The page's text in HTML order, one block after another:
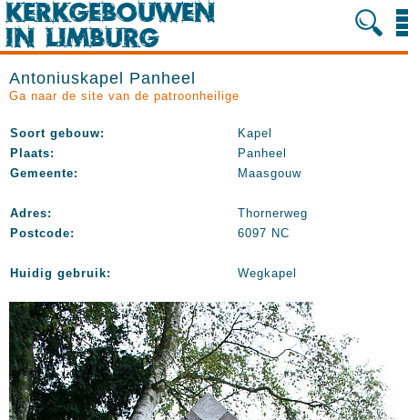
Antoniuskapel Panheel
Ga naar de site van de patroonheilige
Soort gebouw:
Kapel
Plaats:
Panheel
Gemeente:
Maasgouw
Adres:
Thornerweg
Postcode:
6097 NC
Huidig gebruik: Wegkapel